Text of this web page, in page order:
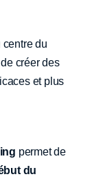
centre du
créer des
et plus
permet de
du